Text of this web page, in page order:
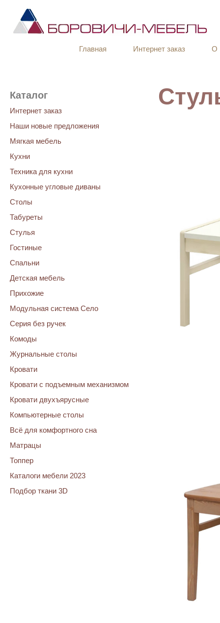
Главная Интернет заказ О
Каталог
Интернет заказ
Наши новые предложения
Мягкая мебель
Кухни
Техника для кухни
Кухонные угловые диваны
Столы
Табуреты
Стулья
Гостиные
Спальни
Детская мебель
Прихожие
Модульная система Село
Серия без ручек
Комоды
Журнальные столы
Кровати
Кровати с подъемным механизмом
Кровати двухъярусные
Компьютерные столы
Всё для комфортного сна
Матрацы
Топпер
Каталоги мебели 2023
Подбор ткани 3D